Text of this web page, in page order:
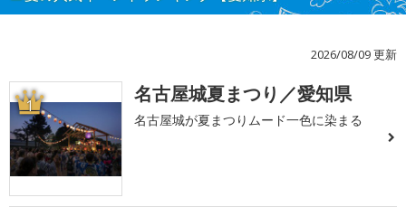
2026/08/09 更新
1 名古屋城夏まつり／愛知県
名古屋城が夏まつりムード一色に染まる